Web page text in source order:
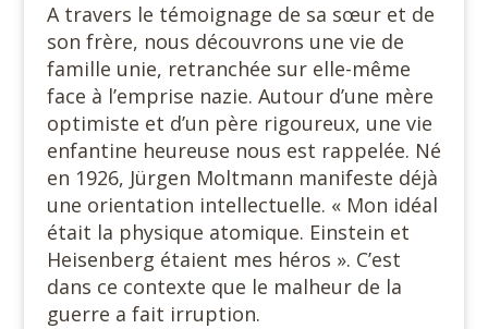
A travers le témoignage de sa sœur et de
son frère, nous découvrons une vie de
famille unie, retranchée sur elle-même
face à l’emprise nazie. Autour d’une mère
optimiste et d’un père rigoureux, une vie
enfantine heureuse nous est rappelée. Né
en 1926, Jürgen Moltmann manifeste déjà
une orientation intellectuelle. « Mon idéal
était la physique atomique. Einstein et
Heisenberg étaient mes héros ». C’est
dans ce contexte que le malheur de la
guerre a fait irruption.